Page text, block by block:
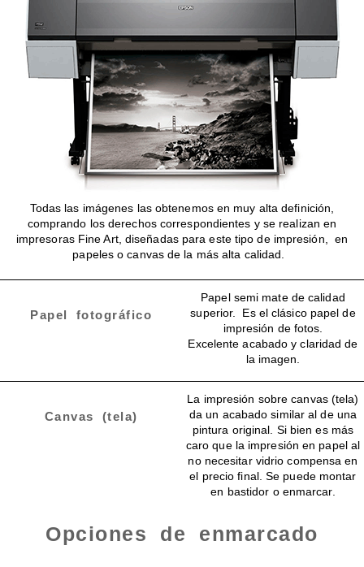
Todas las imágenes las obtenemos en muy alta definición,
comprando los derechos correspondientes y se realizan en
impresoras Fine Art, diseñadas para este tipo de impresión, en
papeles o canvas de la más alta calidad.
Papel fotográfico
Papel semi mate de calidad
superior. Es el clásico papel de
impresión de fotos.
Excelente acabado y claridad de
la imagen.
Canvas (tela)
La impresión sobre canvas (tela)
da un acabado similar al de una
pintura original. Si bien es más
caro que la impresión en papel al
no necesitar vidrio compensa en
el precio final. Se puede montar
en bastidor o enmarcar.
Opciones de enmarcado